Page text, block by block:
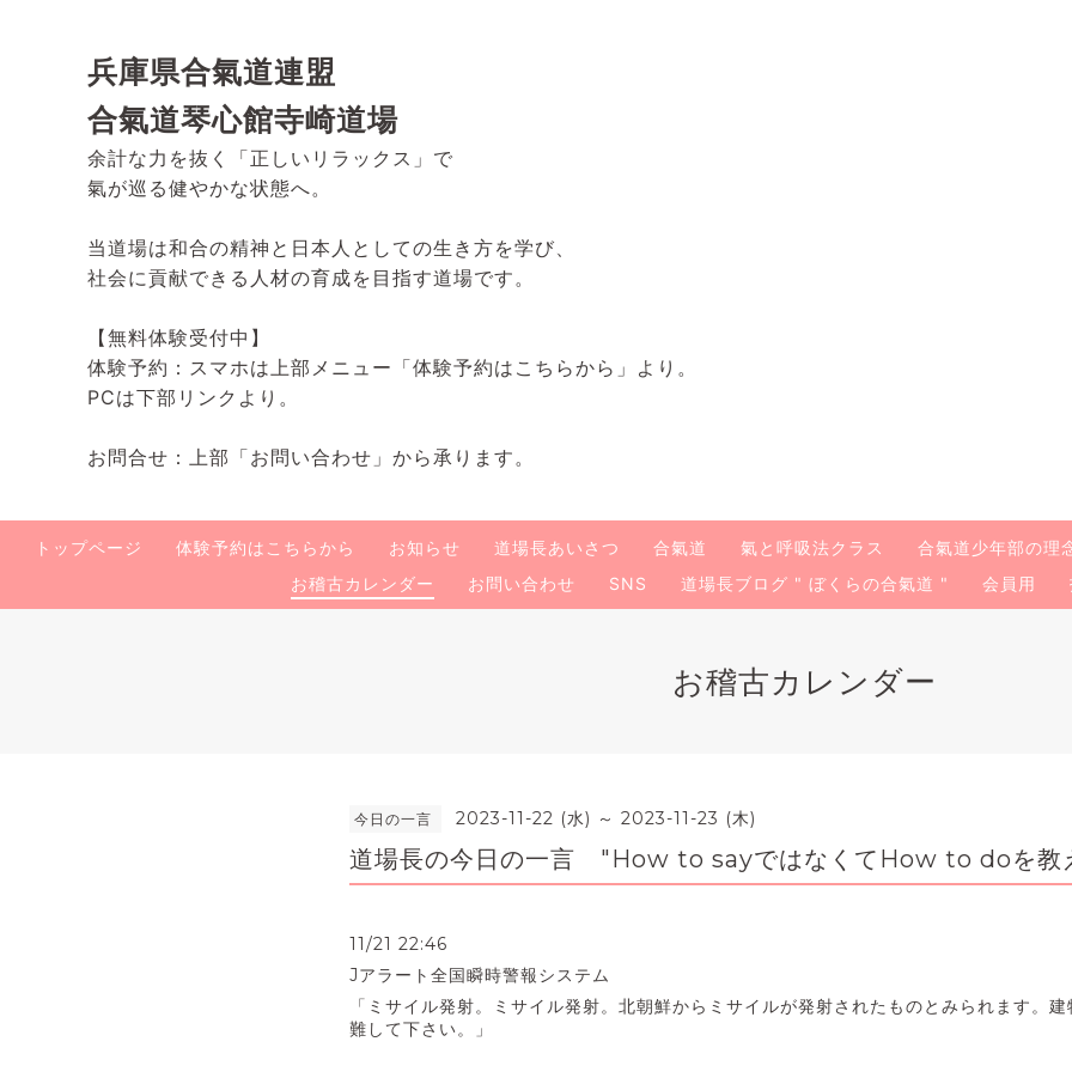
兵庫県合氣道連盟
合氣道琴心館寺崎道場
余計な力を抜く「正しいリラックス」で
氣が巡る健やかな状態へ。
当道場は和合の精神と日本人としての生き方を学び、
社会に貢献できる人材の育成を目指す道場です。
【無料体験受付中】
体験予約：スマホは上部メニュー「体験予約はこちらから」より。
PCは下部リンクより。
お問合せ：上部「お問い合わせ」から承ります。
トップページ 体験予約はこちらから お知らせ 道場長あいさつ 合氣道 氣と呼吸法クラス 合氣道少年部の理
お稽古カレンダー
お問い合わせ SNS 道場長ブログ " ぼくらの合氣道 " 会員用
お稽古カレンダー
今日の一言 2023-11-22 (水) ～ 2023-11-23 (木)
道場長の今日の一言 "How to sayではなくてHow to doを教
11/21 22:46
Jアラート全国瞬時警報システム
「ミサイル発射。ミサイル発射。北朝鮮からミサイルが発射されたものとみられます。
難して下さい。」